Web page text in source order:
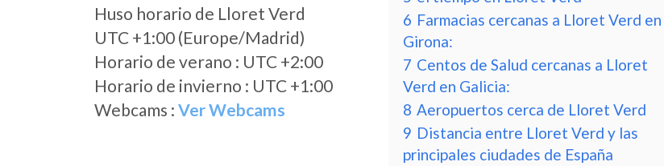
Huso horario de Lloret Verd
UTC +1:00 (Europe/Madrid)
Horario de verano : UTC +2:00
Horario de invierno : UTC +1:00
Webcams : Ver Webcams
6 Farmacias cercanas a Lloret Verd en
Girona:
7 Centos de Salud cercanas a Lloret
Verd en Galicia:
8 Aeropuertos cerca de Lloret Verd
9 Distancia entre Lloret Verd y las
principales ciudades de España